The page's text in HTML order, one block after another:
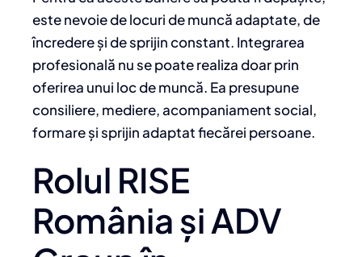
este nevoie de locuri de muncă adaptate, de
încredere și de sprijin constant. Integrarea
profesională nu se poate realiza doar prin
oferirea unui loc de muncă. Ea presupune
consiliere, mediere, acompaniament social,
formare și sprijin adaptat fiecărei persoane.
Rolul RISE
România și ADV